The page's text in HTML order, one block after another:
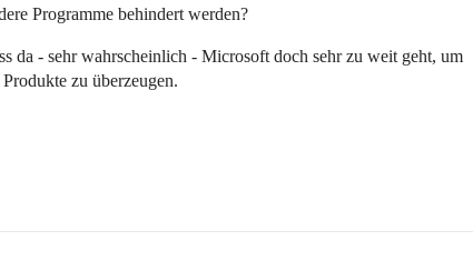
Programme behindert werden?
da - sehr wahrscheinlich - Microsoft doch sehr zu weit geht, um
zu überzeugen.